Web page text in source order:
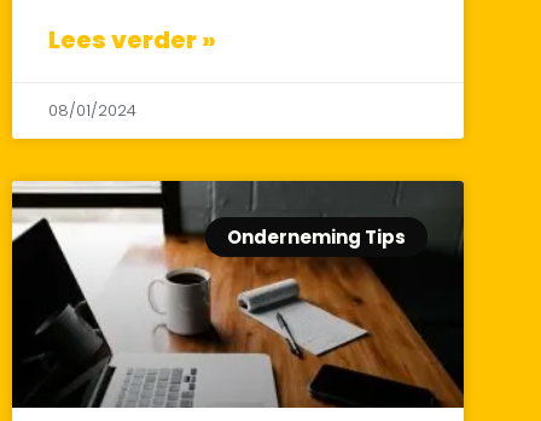
Lees verder »
08/01/2024
Onderneming Tips